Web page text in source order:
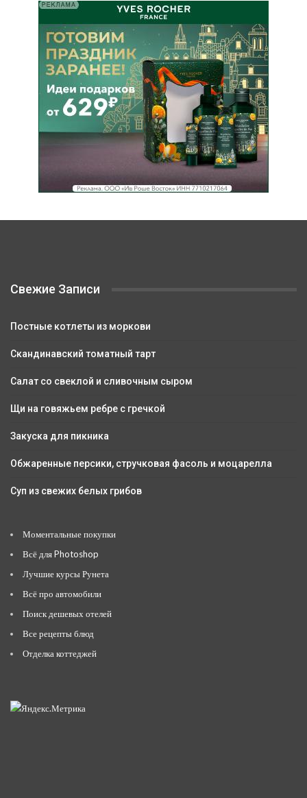
Свежие Записи
Постные котлеты из моркови
Скандинавский томатный тарт
Салат со свеклой и сливочным сыром
Щи на говяжьем ребре с гречкой
Закуска для пикника
Обжаренные персики, стручковая фасоль и моцарелла
Суп из свежих белых грибов
Моментальные покупки
Всё для Photoshop
Лучшие курсы Рунета
Всё про автомобили
Поиск дешевых отелей
Все рецепты блюд
Отделка коттеджей